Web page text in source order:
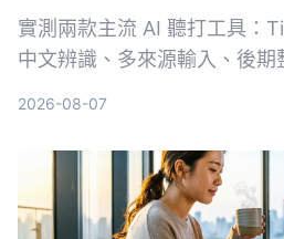
實測兩款主流 AI 聽打工具：
中文辨識、多來源輸入、後期
2026-08-07